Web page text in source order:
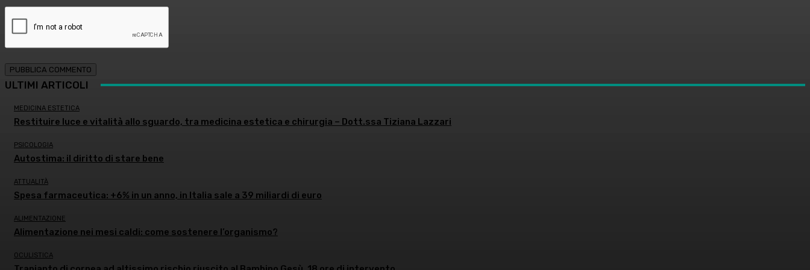
ULTIMI ARTICOLI
MEDICINA ESTETICA
Restituire luce e vitalità allo sguardo, tra medicina estetica e chirurgia – Dott.ssa Tiziana Lazzari
PSICOLOGIA
Autostima: il diritto di stare bene
ATTUALITÀ
Spesa farmaceutica: +6% in un anno, in Italia sale a 39 miliardi di euro
ALIMENTAZIONE
Alimentazione nei mesi caldi: come sostenere l’organismo?
OCULISTICA